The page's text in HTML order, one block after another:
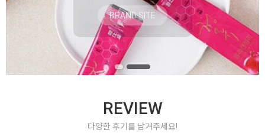
BRAND SITE
REVIEW
다양한 후기를 남겨주세요!